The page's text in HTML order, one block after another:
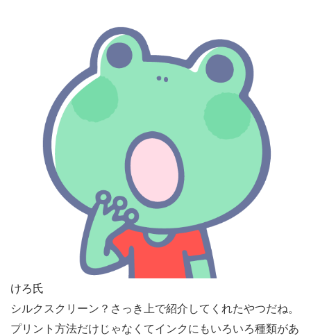
けろ氏
シルクスクリーン？さっき上で紹介してくれたやつだね。
プリント方法だけじゃなくてインクにもいろいろ種類があ